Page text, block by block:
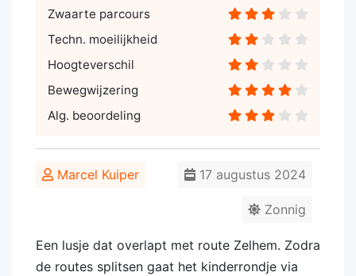
Zwaarte parcours
Techn. moeilijkheid
Hoogteverschil
Bewegwijzering
Alg. beoordeling
Marcel Kuiper 17 augustus 2024
Zonnig
Een lusje dat overlapt met route Zelhem. Zodra
de routes splitsen gaat het kinderrondje via